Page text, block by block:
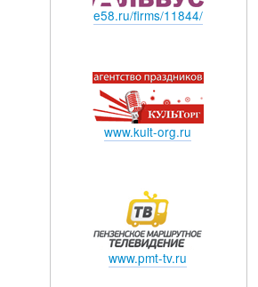
e58.ru/firms/11844/
www.kult-org.ru
www.pmt-tv.ru